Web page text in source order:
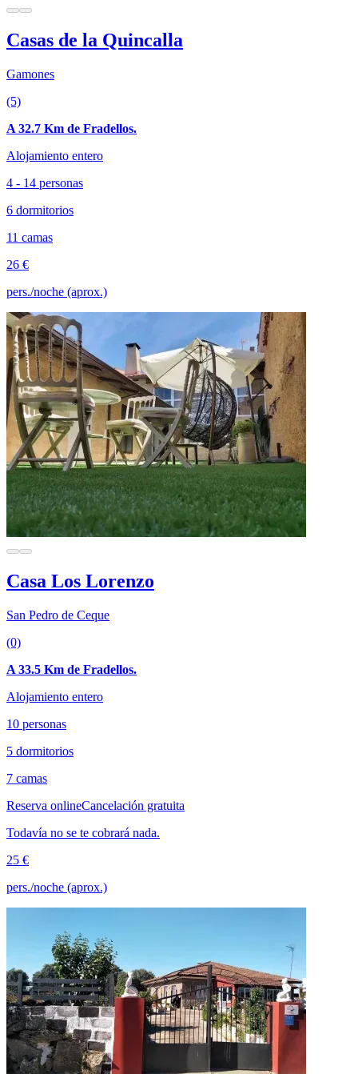
Casas de la Quincalla
Gamones
(5)
A 32.7 Km de Fradellos.
Alojamiento entero
4 - 14 personas
6 dormitorios
11 camas
26 €
pers./noche (aprox.)
Casa Los Lorenzo
San Pedro de Ceque
(0)
A 33.5 Km de Fradellos.
Alojamiento entero
10 personas
5 dormitorios
7 camas
Reserva onlineCancelación gratuita
Todavía no se te cobrará nada.
25 €
pers./noche (aprox.)